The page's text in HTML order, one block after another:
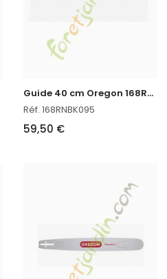
G
uide 40 cm Oregon 168RNBK095
Réf. 168RNBK095
59,50 €